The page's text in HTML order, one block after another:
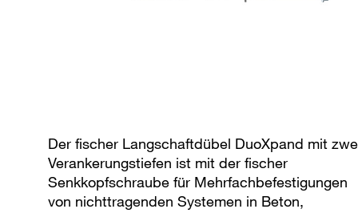
Der fischer Langschaftdübel DuoXpand mit
Verankerungstiefen ist mit der fischer
Senkkopfschraube für Mehrfachbefestigungen
von nichttragenden Systemen in Beton,